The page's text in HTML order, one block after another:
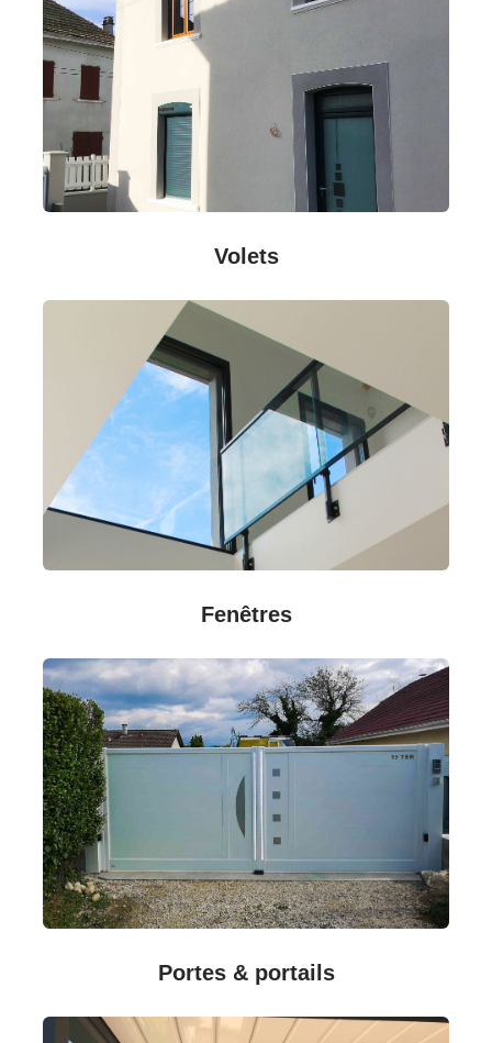
Volets
Fenêtres
Portes & portails